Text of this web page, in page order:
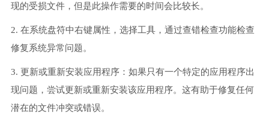
现的受损文件，但是此操作需要的时间会比较长。
2. 在系统盘符中右键属性，选择工具，通过查错检查功能检查
修复系统异常问题。
3. 更新或重新安装应用程序：如果只有一个特定的应用程序出
现问题，尝试更新或重新安装该应用程序。这有助于修复任何
潜在的文件冲突或错误。